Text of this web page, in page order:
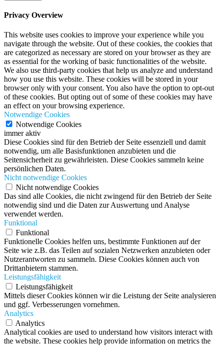
Privacy Overview
This website uses cookies to improve your experience while you
navigate through the website. Out of these cookies, the cookies that
are categorized as necessary are stored on your browser as they are
as essential for the working of basic functionalities of the website.
We also use third-party cookies that help us analyze and understand
how you use this website. These cookies will be stored in your
browser only with your consent. You also have the option to opt-out
of these cookies. But opting out of some of these cookies may have
an effect on your browsing experience.
Notwendige Cookies
Notwendige Cookies
immer aktiv
Diese Cookies sind für den Betrieb der Seite essenziell und damit
notwendig, um alle Basisfunktionen anzubieten und die
Seitensicherheit zu gewährleisten. Diese Cookies sammeln keine
persönlichen Daten.
Nicht notwendige Cookies
Nicht notwendige Cookies
Das sind alle Cookies, die nicht zwingend für den Betrieb der Seite
notwendig sind und die Daten zur Auswertung und Analyse
verwendet werden.
Funktional
Funktional
Funktionelle Cookies helfen uns, bestimmte Funktionen auf der
Seite wie z.B. das Teilen auf sozialen Netzwerken anzubieten oder
Nutzerantworten zu sammeln. Diese Cookies können auch von
Drittanbietern stammen.
Leistungsfähigkeit
Leistungsfähigkeit
Mittels dieser Cookies können wir die Leistung der Seite analysieren
und ggf. Verbesserungen vornehmen.
Analytics
Analytics
Analytical cookies are used to understand how visitors interact with
the website. These cookies help provide information on metrics the